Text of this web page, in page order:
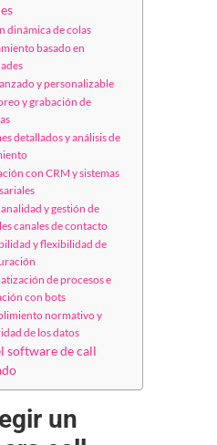
dinámica de colas
basado en
y personalizable
y grabación de
detallados y análisis de
con CRM y sistemas
y gestión de
canales de contacto
y flexibilidad de
de procesos e
con bots
normativo y
de los datos
software de call
un